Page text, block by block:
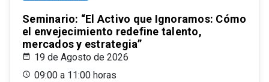
Seminario: “El Activo que Ignoramos: Cómo
el envejecimiento redefine talento,
mercados y estrategia”
19 de Agosto de 2026
09:00 a 11:00 horas